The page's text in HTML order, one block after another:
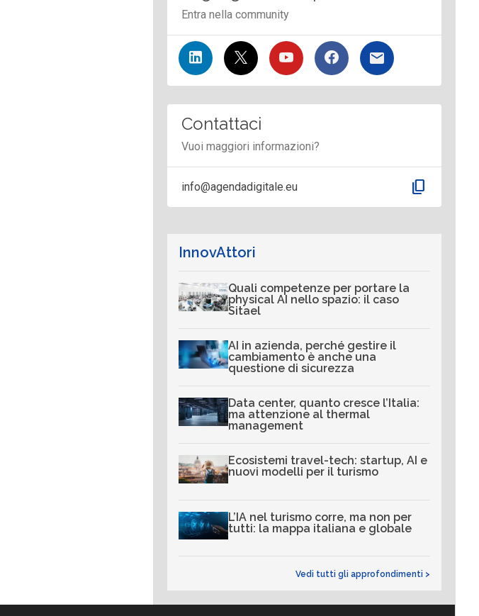
Entra nella community
Contattaci
Vuoi maggiori informazioni?
info@agendadigitale.eu content_copy
InnovAttori
Quali competenze per portare la
physical AI nello spazio: il caso
Sitael
AI in azienda, perché gestire il
cambiamento è anche una
questione di sicurezza
Data center, quanto cresce l’Italia:
ma attenzione al thermal
management
Ecosistemi travel-tech: startup, AI e
nuovi modelli per il turismo
L’IA nel turismo corre, ma non per
tutti: la mappa italiana e globale
Vedi tutti gli approfondimenti >